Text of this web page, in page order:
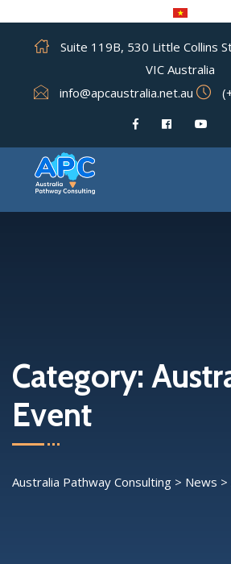
Suite 119B, 530 Little Collins
VIC Australia
info@apcaustralia.net.au
Category:
Event
Australia Pathway Consulting > News >